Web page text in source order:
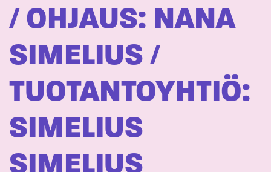
/ OHJAUS: NANA
SIMELIUS /
TUOTANTOYHTIÖ:
SIMELIUS
SIMELIUS